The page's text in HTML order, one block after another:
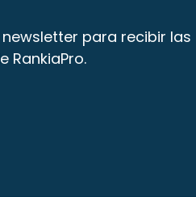
para recibir las
RankiaPro.